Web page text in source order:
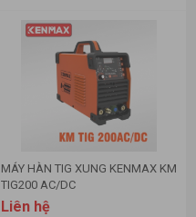
MÁY HÀN TIG XUNG KENMAX KM
TIG200 AC/DC
Liên hệ